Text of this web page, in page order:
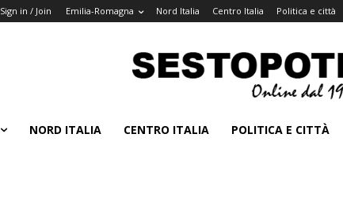
Sign in / Join Emilia-Romagna Nord Italia Centro Italia Politica e città
NORD ITALIA CENTRO ITALIA POLITICA E CITTÀ